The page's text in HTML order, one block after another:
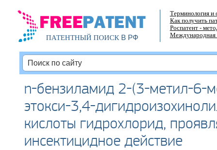
ПАТЕНТНЫЙ ПОИСКВ РФ
Терминология и
Как получить
Роспатент -
Международная
n-бензиламид 2-(3-метил-6-
этокси-3,4-
кислоты гидрохлорид,
инсектицидное действие